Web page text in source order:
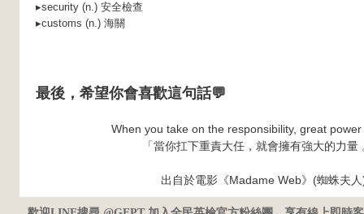
▸security (n.) 安全檢查
▸customs (n.) 海關
最後，希望你會喜歡這句話💬
When you take on the responsibility, great
「當你扛下重責大任，就會擁有強大的力量
出自於電影《Madame Web》(蜘蛛夫人